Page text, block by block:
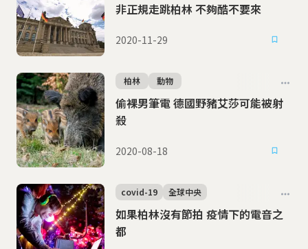
非正規走跳柏林 不夠酷不要來
2020-11-29
偷裸男筆電 德國野豬艾莎可能被射
殺
柏林 動物
2020-08-18
如果柏林沒有節拍 疫情下的電音之
都
covid-19 全球中央